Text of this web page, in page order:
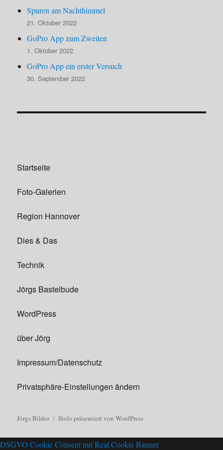
Spuren am Nachthimmel
21. Oktober 2022
GoPro App zum Zweiten
1. Oktober 2022
GoPro App ein erster Versuch
30. September 2022
Startseite
Foto-Galerien
Region Hannover
Dies & Das
Technik
Jörgs Bastelbude
WordPress
über Jörg
Impressum/Datenschutz
Privatsphäre-Einstellungen ändern
Jörgs Bilder Stolz präsentiert von WordPress
DSGVO Cookie Consent mit Real Cookie Banner